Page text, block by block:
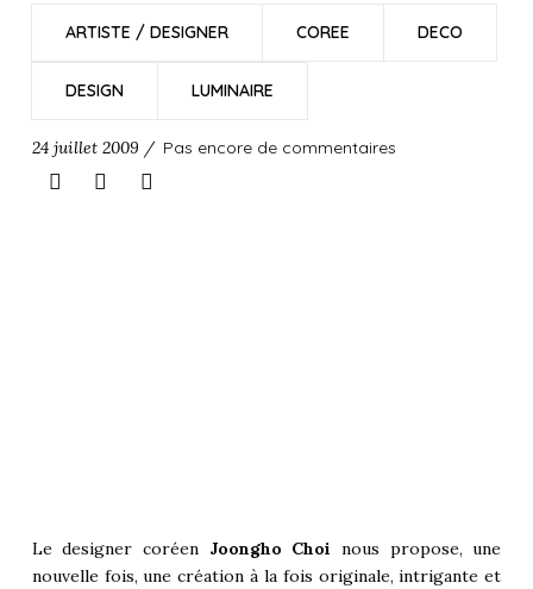
ARTISTE / DESIGNER COREE DECO
DESIGN LUMINAIRE
24 juillet 2009 / Pas encore de commentaires
Le designer coréen Joongho Choi nous propose, une
nouvelle fois, une création à la fois originale, intrigante et